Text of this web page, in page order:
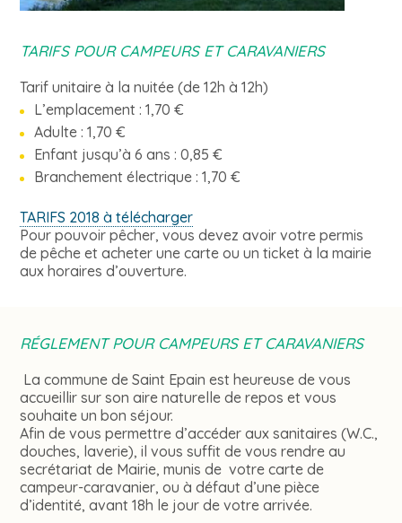
TARIFS POUR CAMPEURS ET CARAVANIERS
Tarif unitaire à la nuitée (de 12h à 12h)
L’emplacement : 1,70 €
Adulte : 1,70 €
Enfant jusqu’à 6 ans : 0,85 €
Branchement électrique : 1,70 €
TARIFS 2018 à télécharger
Pour pouvoir pêcher, vous devez avoir votre permis
de pêche et acheter une carte ou un ticket à la mairie
aux horaires d’ouverture.
RÉGLEMENT POUR CAMPEURS ET CARAVANIERS
La commune de Saint Epain est heureuse de vous
accueillir sur son aire naturelle de repos et vous
souhaite un bon séjour.
Afin de vous permettre d’accéder aux sanitaires (W.C.,
douches, laverie), il vous suffit de vous rendre au
secrétariat de Mairie, munis de votre carte de
campeur-caravanier, ou à défaut d’une pièce
d’identité, avant 18h le jour de votre arrivée.